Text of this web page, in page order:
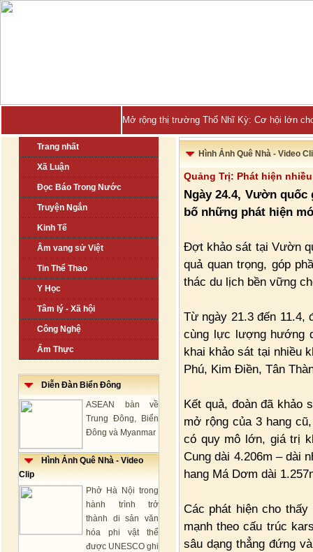
Mở rộng thị trường Thổ Nhĩ Kỳ: Cơ hội lớn
Trang nhất
Xã Luận
Đọc Báo Trong Nước
Truyện Ngắn
Kinh Tế
Âm vang sử Việt
Tin Thể Thao
Y Học
Tâm lý - Xã hội
Công Nghệ
Ẩm Thực
Diễn Đàn Biển Đông
ASEAN bàn về
Trung Đông, Biển
Đông và Myanmar
Hình Ảnh Quê Nhà - Video
Clip
Phở Hà Nội trong
hành trình trở
thành di sản văn
hóa phi vật thể
được UNESCO ghi
Hình Ảnh Quê Nhà - Video
Quảng Trị: Phát hiện
Ngày 24.4, Vườn
bố những phát hiện
Đợt khảo sát tại Vườn
quả quan trọng, góp
thác du lịch bền vững
Từ ngày 21.3 đến 11.4,
cùng lực lượng hướng
khai khảo sát tại nhiều
Phú, Kim Điền, Tân
Kết quả, đoàn đã khảo
mở rộng của 3 hang
có quy mô lớn, giá trị
Cung dài 4.206m – dài
hang Má Dơm dài
Các phát hiện cho
mạnh theo cấu trúc
sâu dạng thẳng đứng